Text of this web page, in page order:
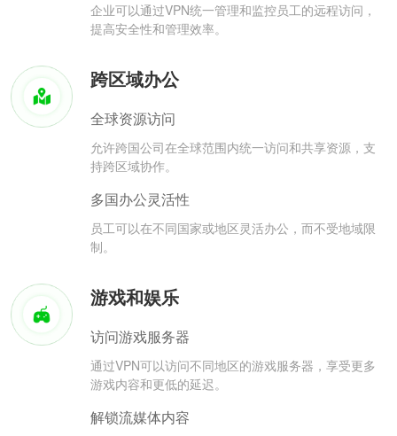
企业可以通过VPN统一管理和监控员工的远程访问，
提高安全性和管理效率。
跨区域办公
全球资源访问
允许跨国公司在全球范围内统一访问和共享资源，支
持跨区域协作。
多国办公灵活性
员工可以在不同国家或地区灵活办公，而不受地域限
制。
游戏和娱乐
访问游戏服务器
通过VPN可以访问不同地区的游戏服务器，享受更多
游戏内容和更低的延迟。
解锁流媒体内容